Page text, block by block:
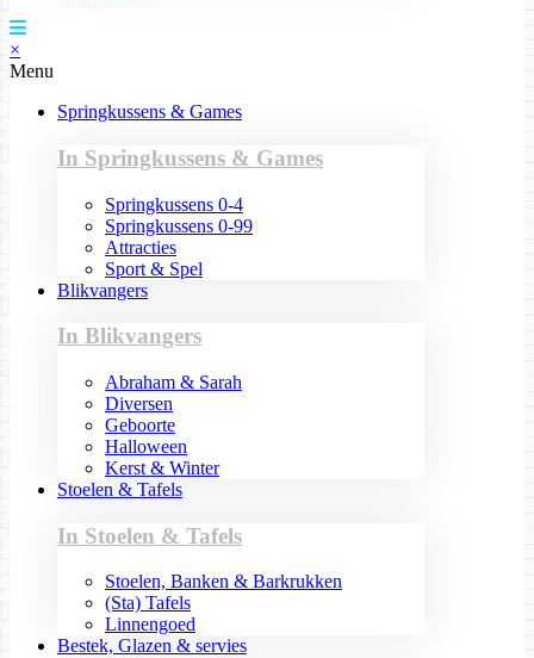
×
Menu
Springkussens & Games
In Springkussens & Games
Springkussens 0-4
Springkussens 0-99
Attracties
Sport & Spel
Blikvangers
In Blikvangers
Abraham & Sarah
Diversen
Geboorte
Halloween
Kerst & Winter
Stoelen & Tafels
In Stoelen & Tafels
Stoelen, Banken & Barkrukken
(Sta) Tafels
Linnengoed
Bestek, Glazen & servies